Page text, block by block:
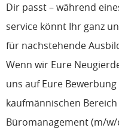
Dir passt – während
service könnt Ihr ganz
für nachstehende
Wenn wir Eure
uns auf Eure
kaufmännischen
Büromanagement (m/